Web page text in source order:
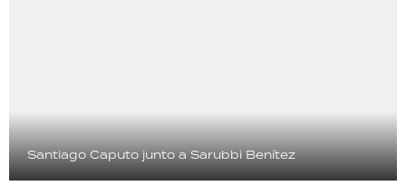
Santiago Caputo junto a Sarubbi Benítez